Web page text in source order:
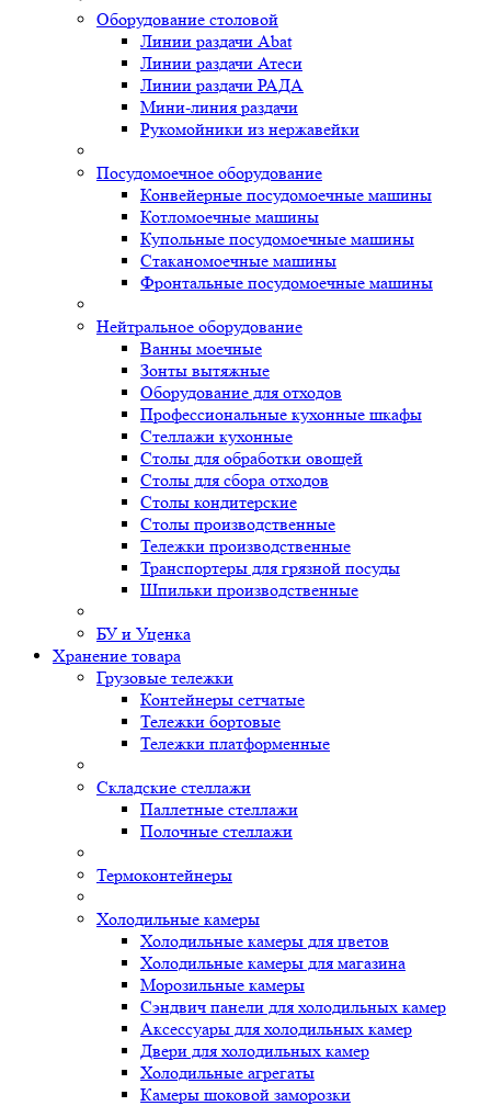
Оборудование столовой
Линии раздачи Abat
Линии раздачи Атеси
Линии раздачи РАДА
Мини-линия раздачи
Рукомойники из нержавейки
Посудомоечное оборудование
Конвейерные посудомоечные машины
Котломоечные машины
Купольные посудомоечные машины
Стаканомоечные машины
Фронтальные посудомоечные машины
Нейтральное оборудование
Ванны моечные
Зонты вытяжные
Оборудование для отходов
Профессиональные кухонные шкафы
Стеллажи кухонные
Столы для обработки овощей
Столы для сбора отходов
Столы кондитерские
Столы производственные
Тележки производственные
Транспортеры для грязной посуды
Шпильки производственные
БУ и Уценка
Хранение товара
Грузовые тележки
Контейнеры сетчатые
Тележки бортовые
Тележки платформенные
Складские стеллажи
Паллетные стеллажи
Полочные стеллажи
Термоконтейнеры
Холодильные камеры
Холодильные камеры для цветов
Холодильные камеры для магазина
Морозильные камеры
Сэндвич панели для холодильных камер
Аксессуары для холодильных камер
Двери для холодильных камер
Холодильные агрегаты
Камеры шоковой заморозки